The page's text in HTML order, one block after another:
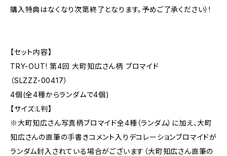
購入特典はなくなり次第終了となります。予めご了承ください）!
【セット内容】
TRY-OUT! 第4回 大町知広さん柄 ブロマイド
（SLZZZ-00417）
4個(全4種からランダムで4個)
【サイズ:L判】
※大町知広さん写真柄ブロマイド全4種（ランダム）に加え、大町
知広さんの直筆の手書きコメント入りデコレーションブロマイドが
ランダム封入されている場合がございます（大町知広さん直筆の